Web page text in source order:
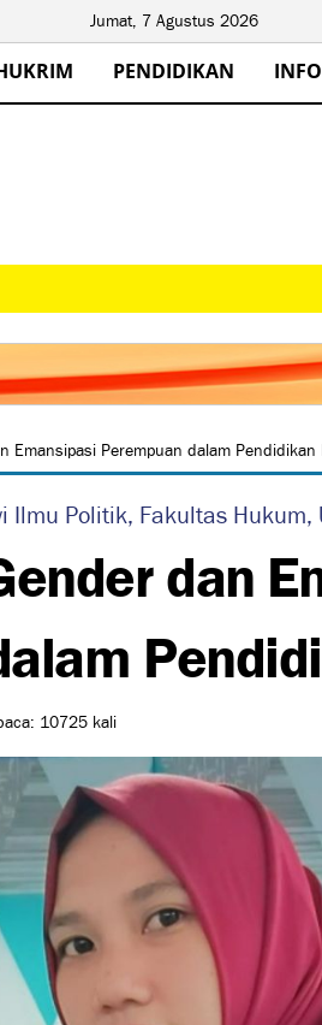
Jumat, 7 Agustus 2026
PENDIDIKAN
Emansipasi Perempuan dalam Pendidikan
Ilmu Politik, Fakultas Hukum,
dan
10725 kali